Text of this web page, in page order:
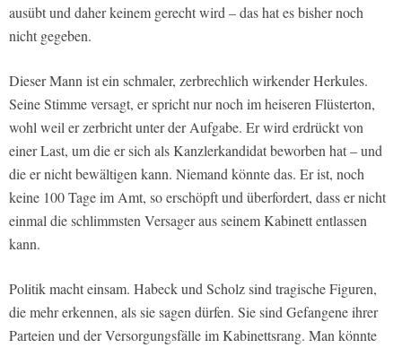
ausübt und daher keinem gerecht wird – das hat es bisher noch
nicht gegeben.
Dieser Mann ist ein schmaler, zerbrechlich wirkender Herkules.
Seine Stimme versagt, er spricht nur noch im heiseren Flüsterton,
wohl weil er zerbricht unter der Aufgabe. Er wird erdrückt von
einer Last, um die er sich als Kanzlerkandidat beworben hat – und
die er nicht bewältigen kann. Niemand könnte das. Er ist, noch
keine 100 Tage im Amt, so erschöpft und überfordert, dass er nicht
einmal die schlimmsten Versager aus seinem Kabinett entlassen
kann.
Politik macht einsam. Habeck und Scholz sind tragische Figuren,
die mehr erkennen, als sie sagen dürfen. Sie sind Gefangene ihrer
Parteien und der Versorgungsfälle im Kabinettsrang. Man könnte